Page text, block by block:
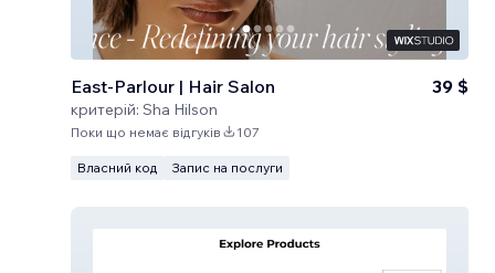
East-Parlour | Hair Salon
критерій: Sha Hilson
39 $
Поки що немає відгуків 107
Власний код Запис на послуги